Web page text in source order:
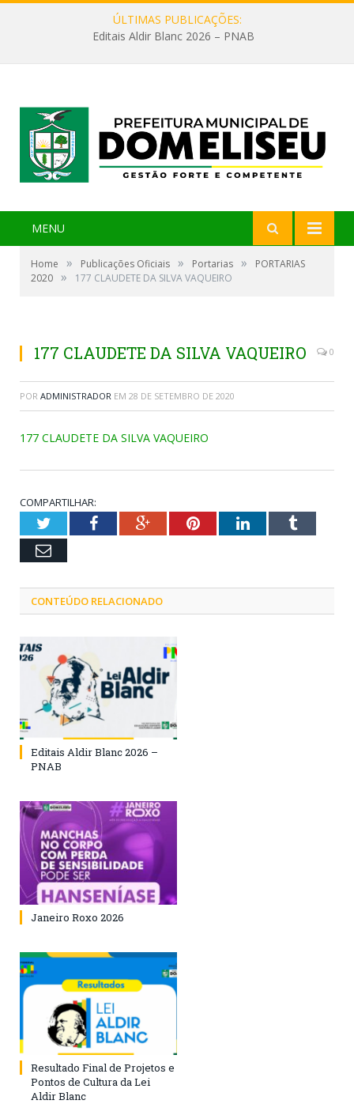
ÚLTIMAS PUBLICAÇÕES:
Editais Aldir Blanc 2026 – PNAB
MENU
Home » Publicações Oficiais » Portarias »
PORTARIAS
2020 » 177 CLAUDETE DA SILVA VAQUEIRO
177 CLAUDETE DA SILVA VAQUEIRO 0
POR ADMINISTRADOR EM 28 DE SETEMBRO DE 2020
177 CLAUDETE DA SILVA VAQUEIRO
COMPARTILHAR:
TwitterFacebookGoogle+PinterestLinkedInTumblr
Email
CONTEÚDO RELACIONADO
Editais Aldir Blanc 2026 –
PNAB
Janeiro Roxo 2026
Resultado Final de Projetos e
Pontos de Cultura da Lei
Aldir Blanc